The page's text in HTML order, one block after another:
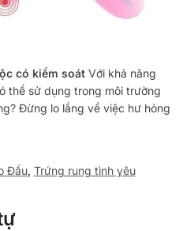
có kiểm soát Với khả năng
thể sử dụng trong môi trường
Đừng lo lắng về việc hư hỏng
Đầu, Trứng rung tình yêu